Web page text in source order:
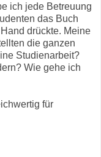
ich jede Betreuung
das Buch
drückte. Meine
die ganzen
Studienarbeit?
Wie gehe ich
für